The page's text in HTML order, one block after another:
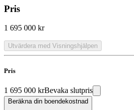
Pris
1 695 000 kr
Utvärdera med Visningshjälpen
Pris
1 695 000 krBevaka slutpris
Beräkna din boendekostnad